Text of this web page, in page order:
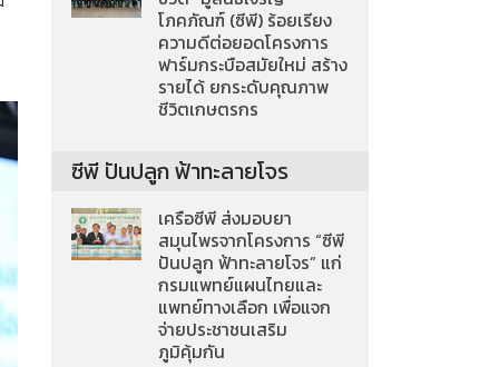
โภคภัณฑ์ (ซีพี) ร้อยเรียง
ความดีต่อยอดโครงการ
ฟาร์มกระบือสมัยใหม่ สร้าง
รายได้ ยกระดับคุณภาพ
ชีวิตเกษตรกร
ซีพี ปันปลูก ฟ้าทะลายโจร
เครือซีพี ส่งมอบยา
สมุนไพรจากโครงการ “ซีพี
ปันปลูก ฟ้าทะลายโจร” แก่
กรมแพทย์แผนไทยและ
แพทย์ทางเลือก เพื่อแจก
จ่ายประชาชนเสริม
ภูมิคุ้มกัน